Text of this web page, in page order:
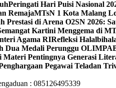
Peringati Hari Puisi Nasional
RemajaMTsN 1 Kota Malang
Prestasi di Arena O2SN 2026:
Kartini Menggema di
Agama RIRefleksi
Dua Medali Perunggu
Pentingnya Generasi
Pegawai Teladan
: 085126495339